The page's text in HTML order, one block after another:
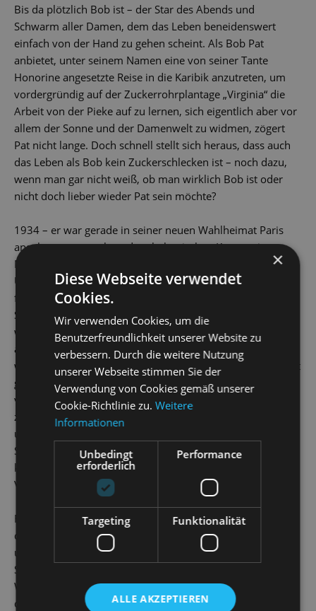
Bis da plötzlich Bob ist – der Star des Abends und
Schwarm aller Damen, dem das Leben beneidenswert
einfach von der Hand zu gehen scheint. Als Bob Pat
anbietet, unter seinem Namen eine von seiner Tante
Honorine angesetzte Reise in die Karibik anzutreten, um
vordergründig auf der Zuckerrohrplantage „Virginia“ die
Arbeit von der Pieke auf zu lernen, sich eigentlich aber vor
allem der Sonne und der Damenwelt zu widmen, zögert
Pat nicht lange. Doch schnell stellt sich heraus, dass auch
das Leben als Bob kein Zuckerschlecken ist – noch dazu,
wenn man gar nicht weiß, ob man wirklich Bob ist oder
nicht doch lieber wieder Pat sein möchte?
1934 – er war gerade in seiner neuen Wahlheimat Paris
angekommen – gelang dem kubanischen Komponisten
Moïses Simons mit
Überraschungserfolg. Die ungewohnte Mischung aus
französischer Leichtigkeit und exotischen Rhythmen, die
Simons dramaturgisch gekonnt einsetzte, schlug Publikum
wie Presse in den Bann. Dabei war dem Habanero sein Ruf
als kubanischer Jazz-Komponist bereits vorausgeeilt: Nur
wenige Jahre zuvor hatte er mit „El Manisero“ einen Welthit
gelandet, der den Rang des ersten millionenfach
verkauften kubanischen Songs erklomm. Übersetzt in
zahlreiche Sprachen und interpretiert von u.a. Stan Kenton
und Dean Martin ist „El Manisero“ bis heute Moïses
Simons’ populärstes Lied, während seine über 40
komponierten Zarzuelas und Operetten immer mehr in
Vergessenheit geraten sind.
Flirrende Hitze, exotische Klänge und die ewige Suche nach
der eigenen Identität – welcher Stoff wäre besser geeignet,
um den Sommer zu feiern und die Tore für die noch junge
Spielzeit 2024/25 zu öffnen? Erstmals seit der
Wiederentdeckung und deutschsprachigen Erstaufführung
des Stückes im Jahr 2013 erobert Du bist ich
wieder eine
×
Diese Webseite verwendet
Cookies.
Wir verwenden Cookies, um die
Benutzerfreundlichkeit unserer Website zu
verbessern. Durch die weitere Nutzung
unserer Webseite stimmen Sie der
Verwendung von Cookies gemäß unserer
Cookie-Richtlinie zu.Weitere
Informationen
Unbedingt
erforderlich
Performance
Targeting Funktionalität
ALLE AKZEPTIEREN